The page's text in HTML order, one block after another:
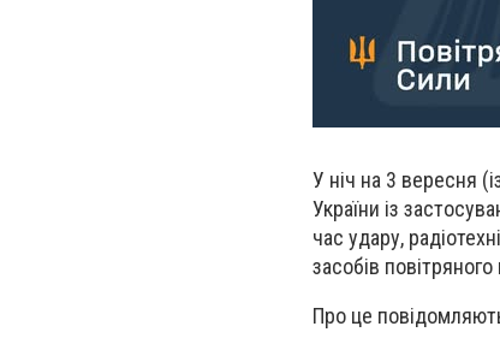
У ніч на 3 вересня
України із
час удару,
засобів
Про це